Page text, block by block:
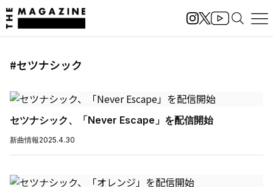
#セツナシック
セツナシック、「Never Escape」を配信開始
新曲情報2025.4.30